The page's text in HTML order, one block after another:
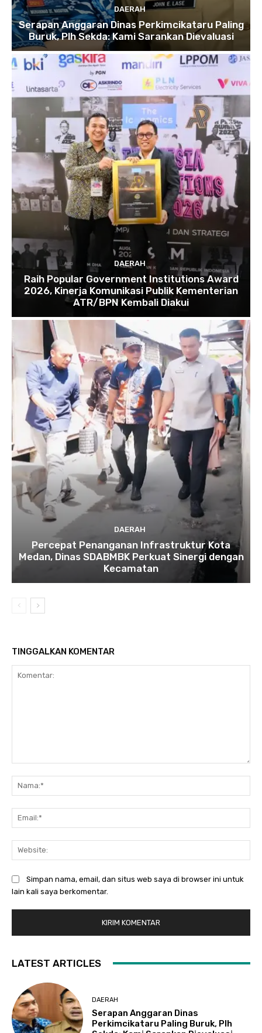
DAERAH
Serapan Anggaran Dinas Perkimcikataru Paling
Buruk, Plh Sekda: Kami Sarankan Dievaluasi
DAERAH
Raih Popular Government Institutions Award
2026, Kinerja Komunikasi Publik Kementerian
ATR/BPN Kembali Diakui
DAERAH
Percepat Penanganan Infrastruktur Kota
Medan, Dinas SDABMBK Perkuat Sinergi dengan
Kecamatan
TINGGALKAN KOMENTAR
Simpan nama, email, dan situs web saya di browser ini untuk
lain kali saya berkomentar.
LATEST ARTICLES
DAERAH
Serapan Anggaran Dinas
Perkimcikataru Paling Buruk, Plh